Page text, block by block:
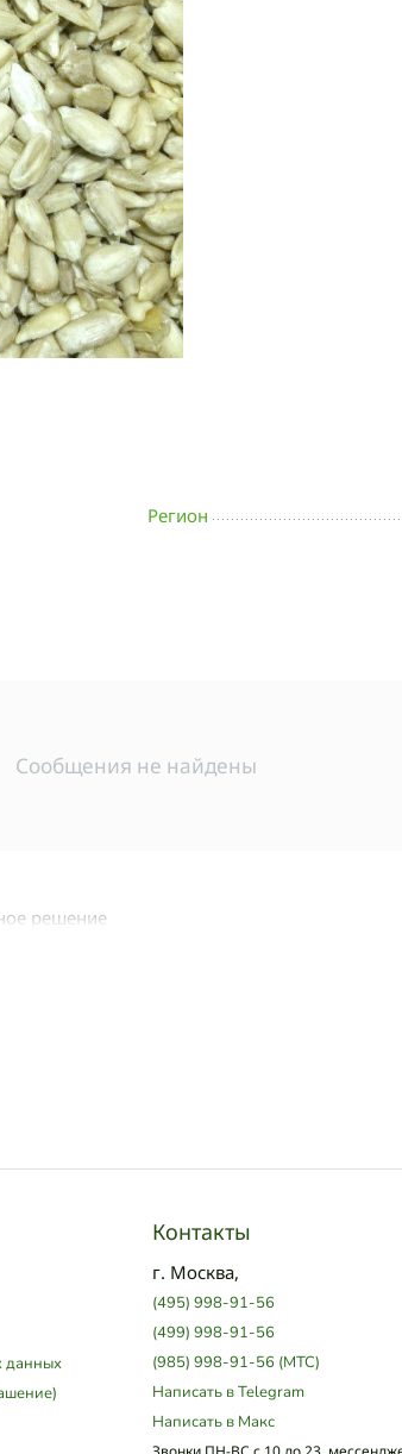
Регион
Сообщения не найдены
решение
данных
Контакты
г. Москва,
(495) 998-91-56
(499) 998-91-56
(985) 998-91-56 (МТС)
Написать в Telegram
Написать в Макс